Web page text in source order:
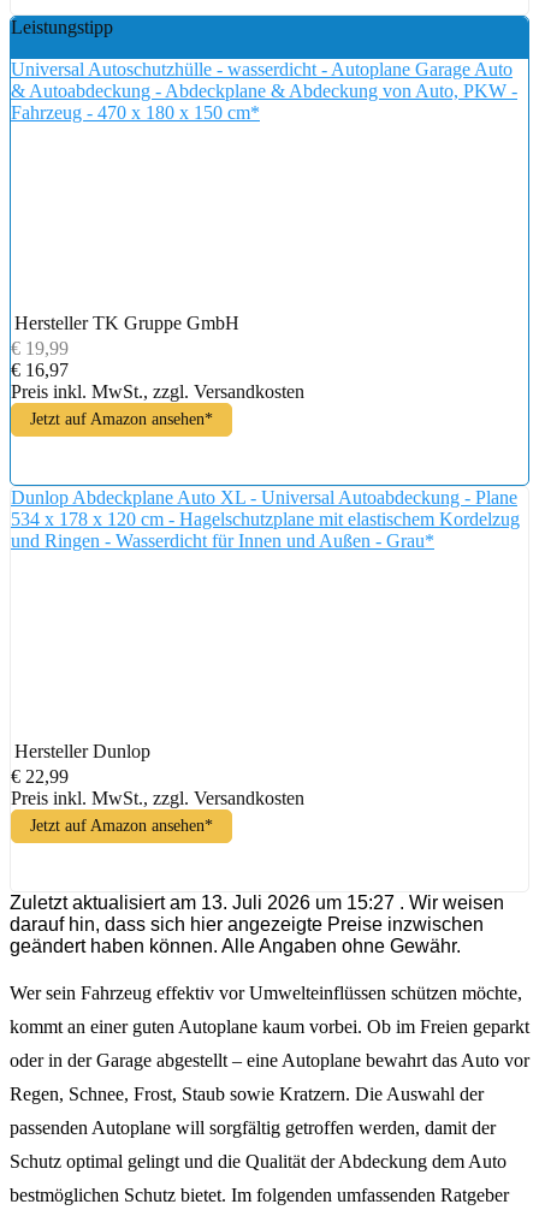
Leistungstipp
Universal Autoschutzhülle - wasserdicht - Autoplane Garage Auto
& Autoabdeckung - Abdeckplane & Abdeckung von Auto, PKW -
Fahrzeug - 470 x 180 x 150 cm*
Hersteller TK Gruppe GmbH
€ 19,99
€ 16,97
Preis inkl. MwSt., zzgl. Versandkosten
Jetzt auf Amazon ansehen*
Dunlop Abdeckplane Auto XL - Universal Autoabdeckung - Plane
534 x 178 x 120 cm - Hagelschutzplane mit elastischem Kordelzug
und Ringen - Wasserdicht für Innen und Außen - Grau*
Hersteller Dunlop
€ 22,99
Preis inkl. MwSt., zzgl. Versandkosten
Jetzt auf Amazon ansehen*
Zuletzt aktualisiert am 13. Juli 2026 um 15:27 . Wir weisen
darauf hin, dass sich hier angezeigte Preise inzwischen
geändert haben können. Alle Angaben ohne Gewähr.
Wer sein Fahrzeug effektiv vor Umwelteinflüssen schützen möchte,
kommt an einer guten Autoplane kaum vorbei. Ob im Freien geparkt
oder in der Garage abgestellt – eine Autoplane bewahrt das Auto vor
Regen, Schnee, Frost, Staub sowie Kratzern. Die Auswahl der
passenden Autoplane will sorgfältig getroffen werden, damit der
Schutz optimal gelingt und die Qualität der Abdeckung dem Auto
bestmöglichen Schutz bietet. Im folgenden umfassenden Ratgeber